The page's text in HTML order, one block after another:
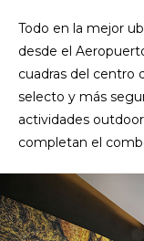
Todo en la mejor
desde el
cuadras del centro
selecto y más
actividades
completan el